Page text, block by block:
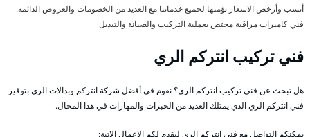
أنسب وأرخص الاسعار نؤمنها لجميع خدماتنا مع العديد من الخصومات والعروض الدائمة.
فني كاميرات مراقبة مختص بعملية التركيب والصيانة والتبديل
فني تركيب انتركم الري
هل تبحث عن فني تركيب انتركم الري؟ نقوم في أفضل شركة انتركم وبدالات الري بتوفير
فني انتركم الري الذي يمتلك العديد من الخبرات والمهارات في هذا المجال.
يمكنكم التواصل مع فني انتركم الري ليقدم لكم الاعمال الاتية: